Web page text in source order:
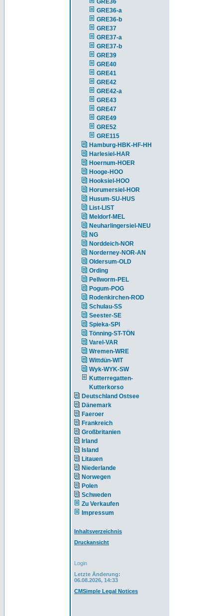
GRE36
GRE36-a
GRE36-b
GRE37
GRE37-a
GRE37-b
GRE39
GRE40
GRE41
GRE42
GRE42-a
GRE43
GRE47
GRE49
GRE52
GRE115
Hamburg-HBK-HF-HH
Harlesiel-HAR
Hoernum-HOER
Hooge-HOO
Hooksiel-HOO
Horumersiel-HOR
Husum-SU-HUS
List-LIST
Meldorf-MEL
Neuharlingersiel-NEU
NG
Norddeich-NOR
Norderney-NOR-AN
Oldersum-OLD
Ording
Pellworm-PEL
Pogum-POG
Rodenkirchen-ROD
Schulau-SS
Seester-SE
Spieka-SPI
Tönning-ST-TÖN
Varel-VAR
Wremen-WRE
Wittdün-WIT
Wyk-WYK-SW
Kutterregatten-
Kutterkorso
Deutschland Ostsee
Dänemark
Faeroer
Frankreich
Großbritanien
Irland
Island
Litauen
Niederlande
Norwegen
Polen
Schweden
Zu Verkaufen
Impressum
Inhaltsverzeichnis
Druckansicht
Login
Letzte Änderung:
06.08.2026, 14:33
CMSimple Legal Notices